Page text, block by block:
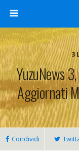
3
YuzuNews
Aggiornati
Condividi